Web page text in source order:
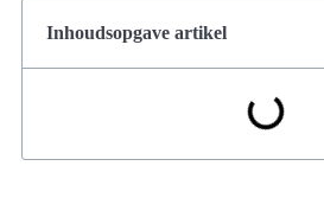
Inhoudsopgave artikel